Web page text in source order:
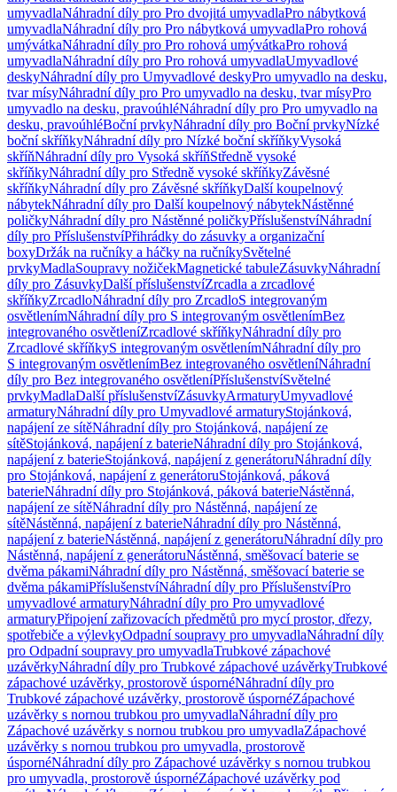
umyvadlaNáhradní díly pro Pro dvojitá umyvadlaPro nábytková
umyvadlaNáhradní díly pro Pro nábytková umyvadlaPro rohová
umývátkaNáhradní díly pro Pro rohová umývátkaPro rohová
umyvadlaNáhradní díly pro Pro rohová umyvadlaUmyvadlové
deskyNáhradní díly pro Umyvadlové deskyPro umyvadlo na desku,
tvar mísyNáhradní díly pro Pro umyvadlo na desku, tvar mísyPro
umyvadlo na desku, pravoúhléNáhradní díly pro Pro umyvadlo na
desku, pravoúhléBoční prvkyNáhradní díly pro Boční prvkyNízké
boční skříňkyNáhradní díly pro Nízké boční skříňkyVysoká
skříňNáhradní díly pro Vysoká skříňStředně vysoké
skříňkyNáhradní díly pro Středně vysoké skříňkyZávěsné
skříňkyNáhradní díly pro Závěsné skříňkyDalší koupelnový
nábytekNáhradní díly pro Další koupelnový nábytekNástěnné
poličkyNáhradní díly pro Nástěnné poličkyPříslušenstvíNáhradní
díly pro PříslušenstvíPřihrádky do zásuvky a organizační
boxyDržák na ručníky a háčky na ručníkySvětelné
prvkyMadlaSoupravy nožičekMagnetické tabuleZásuvkyNáhradní
díly pro ZásuvkyDalší příslušenstvíZrcadla a zrcadlové
skříňkyZrcadloNáhradní díly pro ZrcadloS integrovaným
osvětlenímNáhradní díly pro S integrovaným osvětlenímBez
integrovaného osvětleníZrcadlové skříňkyNáhradní díly pro
Zrcadlové skříňkyS integrovaným osvětlenímNáhradní díly pro
S integrovaným osvětlenímBez integrovaného osvětleníNáhradní
díly pro Bez integrovaného osvětleníPříslušenstvíSvětelné
prvkyMadlaDalší příslušenstvíZásuvkyArmaturyUmyvadlové
armaturyNáhradní díly pro Umyvadlové armaturyStojánková,
napájení ze sítěNáhradní díly pro Stojánková, napájení ze
sítěStojánková, napájení z baterieNáhradní díly pro Stojánková,
napájení z baterieStojánková, napájení z generátoruNáhradní díly
pro Stojánková, napájení z generátoruStojánková, páková
baterieNáhradní díly pro Stojánková, páková baterieNástěnná,
napájení ze sítěNáhradní díly pro Nástěnná, napájení ze
sítěNástěnná, napájení z baterieNáhradní díly pro Nástěnná,
napájení z baterieNástěnná, napájení z generátoruNáhradní díly pro
Nástěnná, napájení z generátoruNástěnná, směšovací baterie se
dvěma pákamiNáhradní díly pro Nástěnná, směšovací baterie se
dvěma pákamiPříslušenstvíNáhradní díly pro PříslušenstvíPro
umyvadlové armaturyNáhradní díly pro Pro umyvadlové
armaturyPřipojení zařizovacích předmětů pro mycí prostor, dřezy,
spotřebiče a výlevkyOdpadní soupravy pro umyvadlaNáhradní díly
pro Odpadní soupravy pro umyvadlaTrubkové zápachové
uzávěrkyNáhradní díly pro Trubkové zápachové uzávěrkyTrubkové
zápachové uzávěrky, prostorově úspornéNáhradní díly pro
Trubkové zápachové uzávěrky, prostorově úspornéZápachové
uzávěrky s nornou trubkou pro umyvadlaNáhradní díly pro
Zápachové uzávěrky s nornou trubkou pro umyvadlaZápachové
uzávěrky s nornou trubkou pro umyvadla, prostorově
úspornéNáhradní díly pro Zápachové uzávěrky s nornou trubkou
pro umyvadla, prostorově úspornéZápachové uzávěrky pod